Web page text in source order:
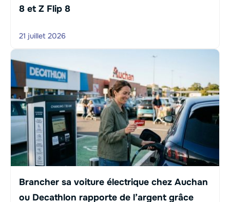
8 et Z Flip 8
21 juillet 2026
Brancher sa voiture électrique chez Auchan
ou Decathlon rapporte de l’argent grâce